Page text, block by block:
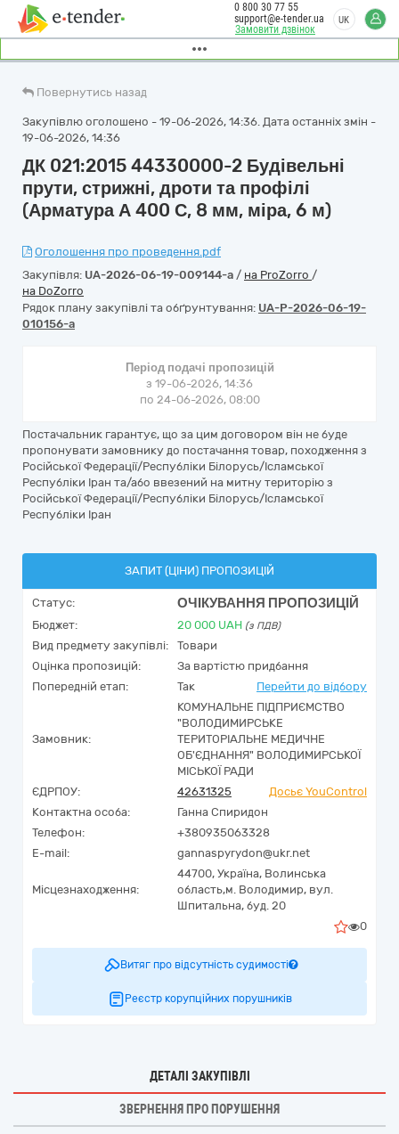
Замовити дзвінок
0 800 30 77 55
support@e-tender.ua
UK
Повернутись назад
Закупівлю оголошено - 19-06-2026, 14:36. Дата останніх змін -
19-06-2026, 14:36
ДК 021:2015 44330000-2 Будівельні
прути, стрижні, дроти та профілі
(Арматура А 400 С, 8 мм, міра, 6 м)
Оголошення про проведення.pdf
Закупівля: UA-2026-06-19-009144-a / на ProZorro /
на DoZorro
Рядок плану закупівлі та обґрунтування: UA-P-2026-06-19-
010156-a
Період подачі пропозицій
з 19-06-2026, 14:36
по 24-06-2026, 08:00
Постачальник гарантує, що за цим договором він не буде
пропонувати замовнику до постачання товар, походження з
Російської Федерації/Республіки Білорусь/Ісламської
Республіки Іран та/або ввезений на митну територію з
Російської Федерації/Республіки Білорусь/Ісламської
Республіки Іран
ЗАПИТ (ЦІНИ) ПРОПОЗИЦІЙ
Статус: ОЧІКУВАННЯ ПРОПОЗИЦІЙ
Бюджет: 20 000 UAH (з ПДВ)
Вид предмету закупівлі:
Товари
Оцінка пропозицій:
За вартістю придбання
Попередній етап:
Так Перейти до відбору
Замовник:
КОМУНАЛЬНЕ ПІДПРИЄМСТВО
"ВОЛОДИМИРСЬКЕ
ТЕРИТОРІАЛЬНЕ МЕДИЧНЕ
ОБ'ЄДНАННЯ" ВОЛОДИМИРСЬКОЇ
МІСЬКОЇ РАДИ
ЄДРПОУ:
42631325
Досьє YouControl
Контактна особа:
Ганна Спиридон
Телефон:
+380935063328
E-mail:
gannaspyrydon@ukr.net
Місцезнаходження:
44700, Україна, Волинська
область,м. Володимир, вул.
Шпитальна, буд. 20
0
Витяг про відсутність судимості
Реєстр корупційних порушників
ДЕТАЛІ ЗАКУПІВЛІ
ЗВЕРНЕННЯ ПРО ПОРУШЕННЯ